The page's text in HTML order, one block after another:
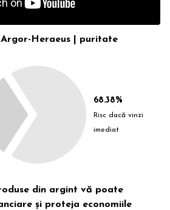
Heraeus | puritate
68.38%
Risc dacă vinzi
imediat
din argint vă poate
și proteja economiile